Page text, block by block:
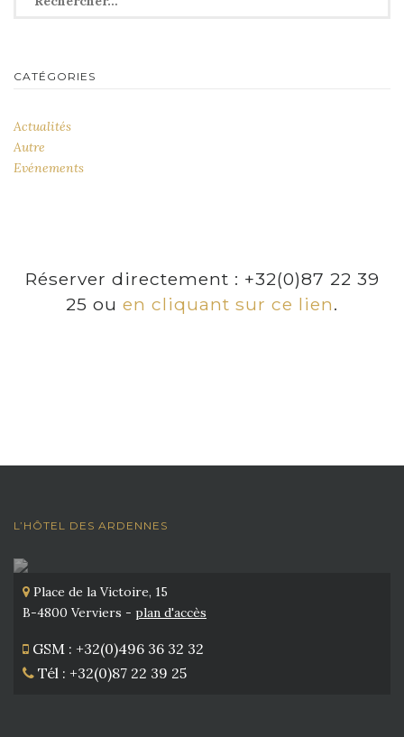
CATÉGORIES
Actualités
Autre
Evénements
Réserver directement : +32(0)87 22 39
25 ou en cliquant sur ce lien.
L’HÔTEL DES ARDENNES
Place de la Victoire, 15
B-4800 Verviers - plan d'accès
GSM : +32(0)496 36 32 32
Tél : +32(0)87 22 39 25